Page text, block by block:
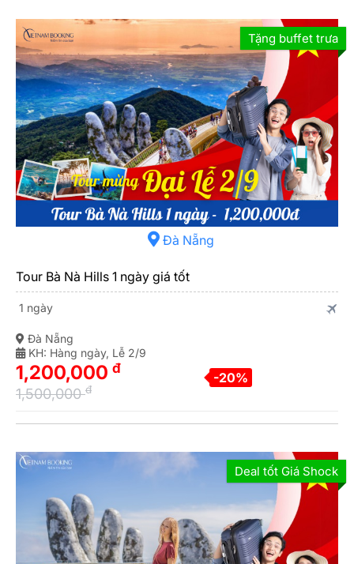
Tặng buffet trưa
Đà Nẵng
Tour Bà Nà Hills 1 ngày giá tốt
1 ngày
Đà Nẵng
KH: Hàng ngày, Lễ 2/9
1,200,000 đ
1,500,000đ
-20%
Deal tốt Giá Shock